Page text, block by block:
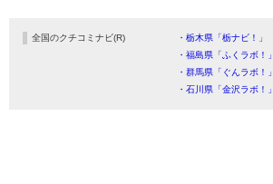
全国のクチコミナビ(R) ・栃木県「栃ナビ！」
・福島県「ふくラボ！」
・群馬県「ぐんラボ！」
・石川県「金沢ラボ！」